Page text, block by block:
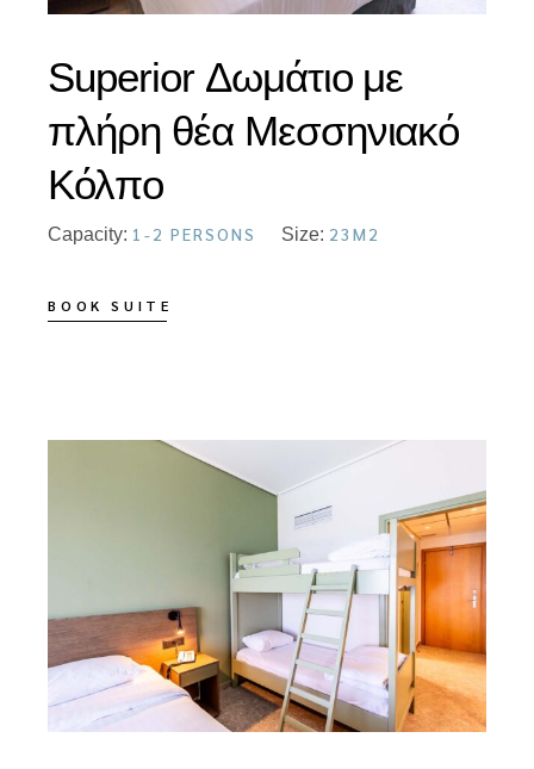
Superior Δωμάτιο με
πλήρη θέα Μεσσηνιακό
Κόλπο
Capacity: 1-2 PERSONS Size: 23M2
BOOK SUITE